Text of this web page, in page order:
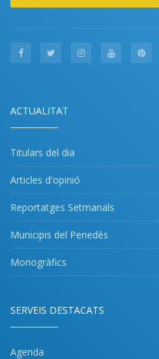
ACTUALITAT
Titulars del dia
Articles d'opinió
Reportatges Setmanals
Municipis del Penedès
Monogràfics
SERVEIS DESTACATS
Agenda